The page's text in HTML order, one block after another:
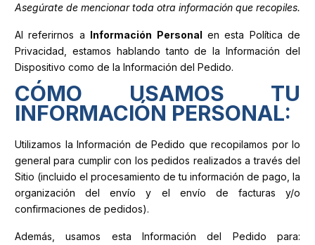
Asegúrate de mencionar toda otra información que recopiles.
Al referirnos a Información Personal en esta Política de
Privacidad, estamos hablando tanto de la Información del
Dispositivo como de la Información del Pedido.
CÓMO USAMOS TU
INFORMACIÓN PERSONAL:
Utilizamos la Información de Pedido que recopilamos por lo
general para cumplir con los pedidos realizados a través del
Sitio (incluido el procesamiento de tu información de pago, la
organización del envío y el envío de facturas y/o
confirmaciones de pedidos).
Además, usamos esta Información del Pedido para: